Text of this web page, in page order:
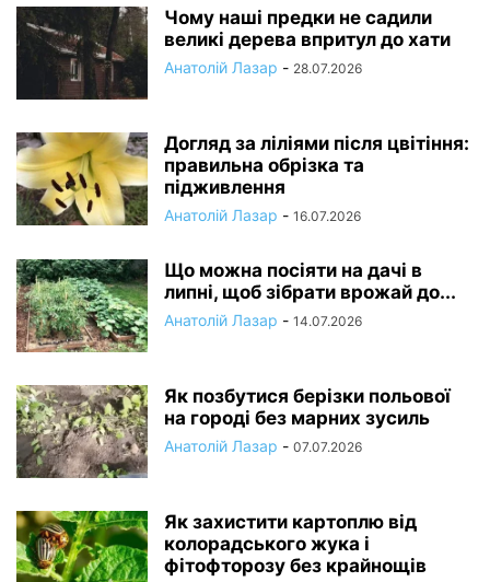
Чому наші предки не садили
великі дерева впритул до хати
Анатолій Лазар - 28.07.2026
Догляд за ліліями після цвітіння:
правильна обрізка та
підживлення
Анатолій Лазар - 16.07.2026
Що можна посіяти на дачі в
липні, щоб зібрати врожай до...
Анатолій Лазар - 14.07.2026
Як позбутися берізки польової
на городі без марних зусиль
Анатолій Лазар - 07.07.2026
Як захистити картоплю від
колорадського жука і
фітофторозу без крайнощів